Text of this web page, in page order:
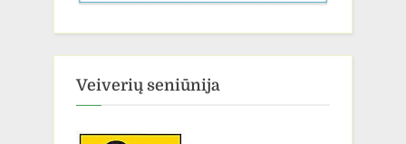
Veiverių seniūnija